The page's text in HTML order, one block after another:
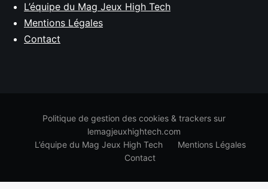
L’équipe du Mag Jeux High Tech
Mentions Légales
Contact
Politique de gestion des cookies & trackers sur
lemagjeuxhightech.com
L’équipe du Mag Jeux High Tech
Mentions Légales
Contact